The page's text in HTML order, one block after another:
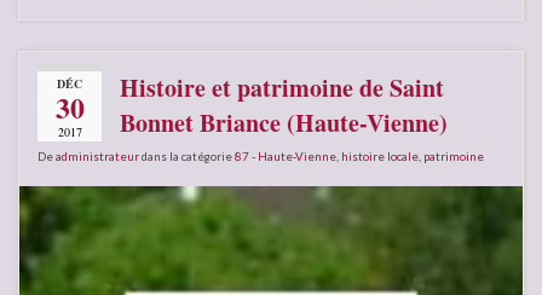
DÉC
30
2017
Histoire et patrimoine de Saint
Bonnet Briance (Haute-Vienne)
Deadministrateurdans la catégorie87 - Haute-Vienne histoire locale patrimoine